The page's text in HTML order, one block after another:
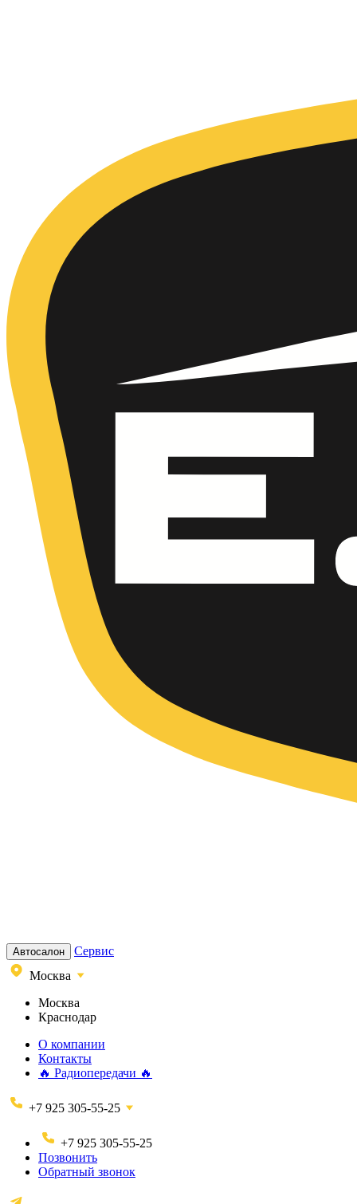
Автосалон
Сервис
Москва
Москва
Краснодар
О компании
Контакты
🔥 Радиопередачи 🔥
+7 925 305-55-25
+7 925 305-55-25
Позвонить
Обратный звонок